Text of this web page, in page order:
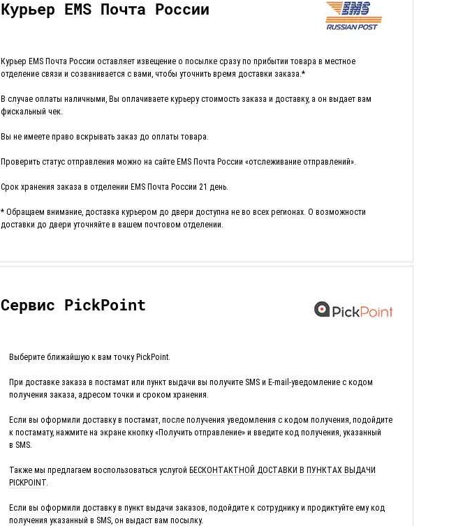
Курьер EMS Почта России
Курьер EMS Почта России оставляет извещение о посылке сразу по прибытии товара в местное
отделение связи и созванивается с вами, чтобы уточнить время доставки заказа.*
В случае оплаты наличными, Вы оплачиваете курьеру стоимость заказа и доставку, а он выдает вам
фискальный чек.
Вы не имеете право вскрывать заказ до оплаты товара.
Проверить статус отправления можно на сайте EMS Почта России «отслеживание отправлений».
Срок хранения заказа в отделении ЕMS Почта России 21 день.
* Обращаем внимание, доставка курьером до двери доступна не во всех регионах. О возможности
доставки до двери уточняйте в вашем почтовом отделении.
Сервис PickPoint
Выберите ближайшую к вам точку PickPoint.
При доставке заказа в постамат или пункт выдачи вы получите SMS и E-mail-уведомление с кодом
получения заказа, адресом точки и сроком хранения.
Если вы оформили доставку в постамат, после получения уведомления с кодом получения, подойдите
к постамату, нажмите на экране кнопку «Получить отправление» и введите код получения, указанный
в SMS.
Также мы предлагаем воспользоваться услугой БЕСКОНТАКТНОЙ ДОСТАВКИ В ПУНКТАХ ВЫДАЧИ
PICKPOINT.
Если вы оформили доставку в пункт выдачи заказов, подойдите к сотруднику и продиктуйте ему код
получения указанный в SMS, он выдаст вам посылку.